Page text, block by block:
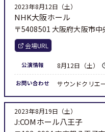
2023年8月12日（土）
NHK大阪ホール
〒5408501 大阪府大阪市
会場URL
公演情報 8月12日（土）
お問い合わせ サウンドクリエ
2023年8月19日（土）
J:COMホール八王子